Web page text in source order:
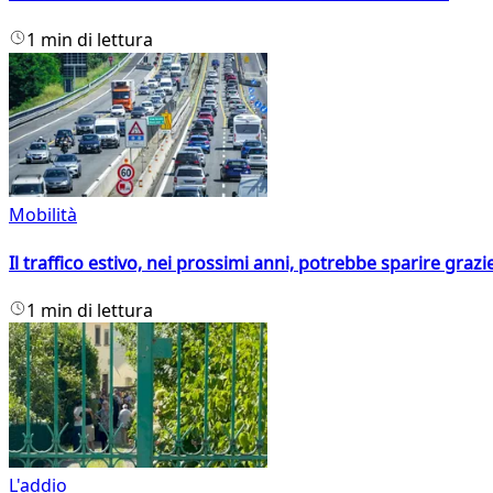
1 min di lettura
Mobilità
Il traffico estivo, nei prossimi anni, potrebbe sparire
1 min di lettura
L'addio